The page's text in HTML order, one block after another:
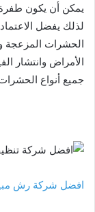
يمكن أن يكون طفرة
لذلك يفضل
الحشرات المزعجة
الأمراض وانتشار
جميع أنواع
افضل شركة رش مبيدات ببريدة –